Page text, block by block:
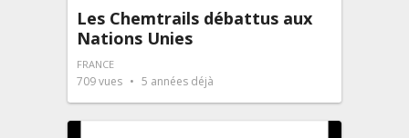
Les Chemtrails débattus aux
Nations Unies
FRANCE
709vues 5 années déjà